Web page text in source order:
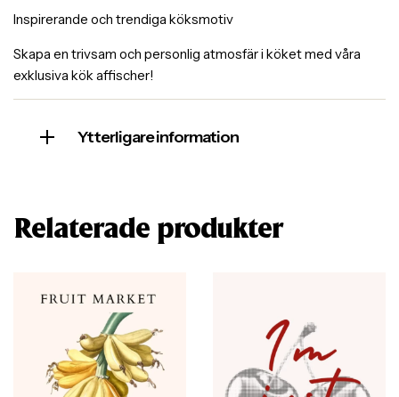
Inspirerande och trendiga köksmotiv
Skapa en trivsam och personlig atmosfär i köket med våra
exklusiva kök affischer!
Ytterligare information
Relaterade produkter